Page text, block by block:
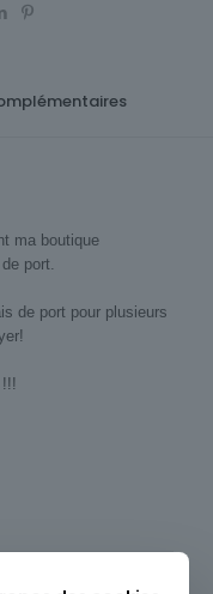
ma boutique
port.
de port pour plusieurs
!!!